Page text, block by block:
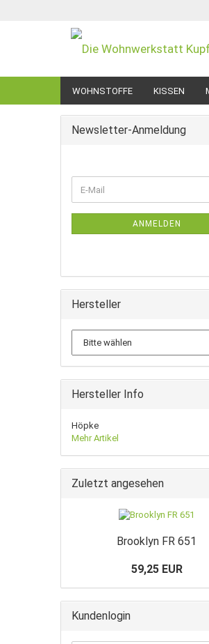
WOHNSTOFFE KISSEN
Newsletter-Anmeldung
ZUR
E-
Mail
ANMELDEN
Hersteller
Hersteller Info
Höpke
Mehr Artikel
Zuletzt angesehen
Brooklyn FR 651
59,25 EUR
Kundenlogin